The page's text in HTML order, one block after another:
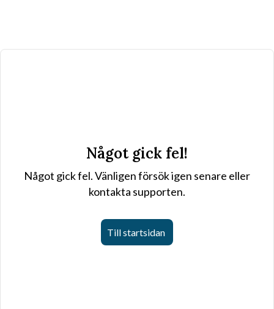
Något gick fel!
Något gick fel. Vänligen försök igen senare eller
kontakta supporten.
Till startsidan